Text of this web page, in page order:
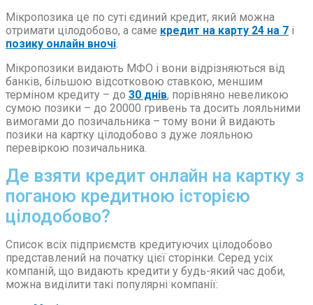
Мікропозика це по суті єдиний кредит, який можна
отримати цілодобово, а саме кредит на карту 24 на 7 і
позику онлайн вночі.
Мікропозики видають МФО і вони відрізняються від
банків, більшою відсотковою ставкою, меншим
терміном кредиту – до 30 днів, порівняно невеликою
сумою позики – до 20000 гривень та досить лояльними
вимогами до позичальника – тому вони й видають
позики на картку цілодобово з дуже лояльною
перевіркою позичальника.
Де взяти кредит онлайн на картку з
поганою кредитною історією
цілодобово?
Список всіх підприємств кредитуючих цілодобово
представлений на початку цієї сторінки. Серед усіх
компаній, що видають кредити у будь-який час доби,
можна виділити такі популярні компанії: